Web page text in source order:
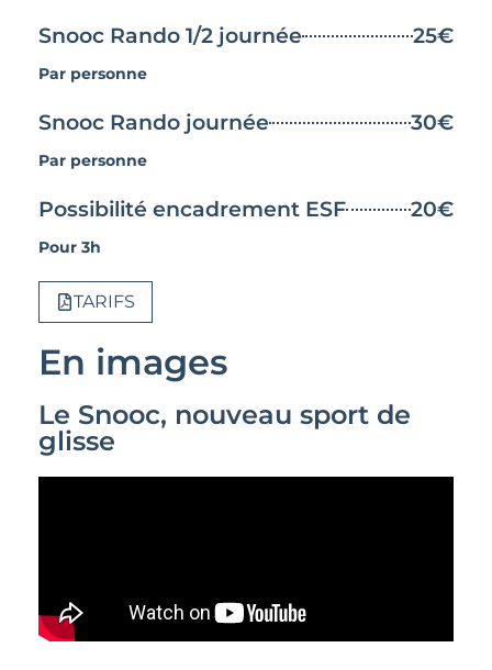
Snooc Rando 1/2 journée 25€
Par personne
Snooc Rando journée 30€
Par personne
Possibilité encadrement ESF 20€
Pour 3h
TARIFS
En images
Le Snooc, nouveau sport de
glisse